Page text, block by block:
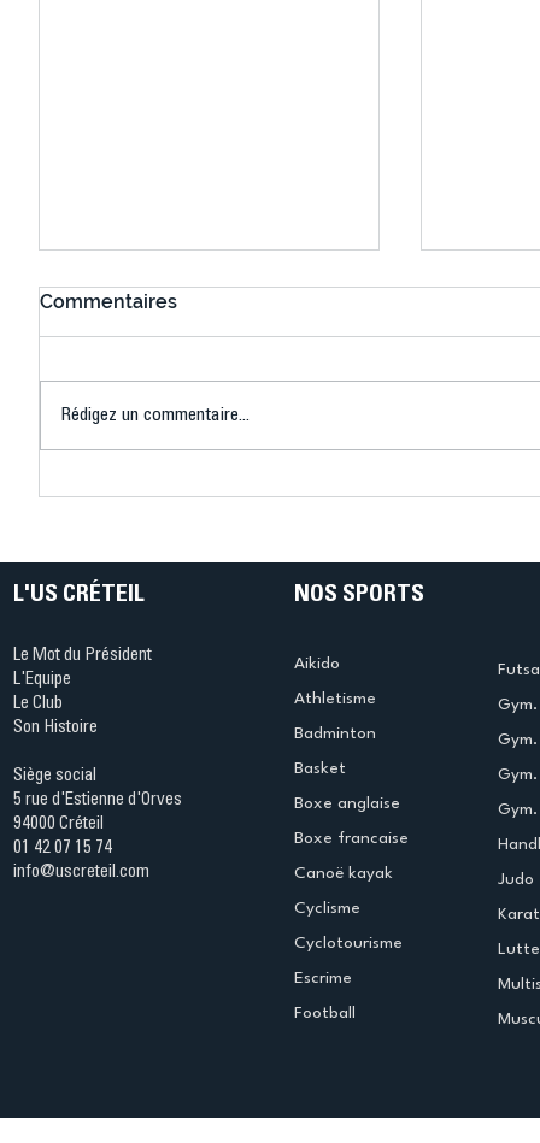
Commentaires
Rédigez un commentaire...
L'US CRÉTEIL
Le Mot du Président
L'Equipe
Le Club
Son Histoire
Siège social
5 rue d'Estienne d'Orves
94000 Créteil
01 42 07 15 74
info@uscreteil.com
NOS SPORTS
Aikido
Athletisme
Badminton
Basket
Boxe anglaise
Boxe francaise
Canoë kayak
Cyclisme
Cyclotourisme
Escrime
Football
Judo
Lutte